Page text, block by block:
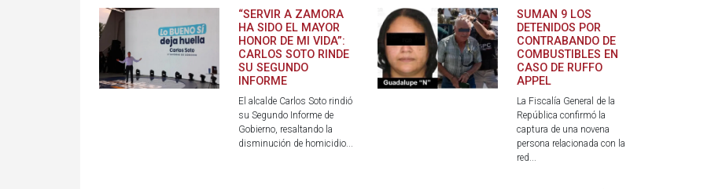
“SERVIR A ZAMORA
HA SIDO EL MAYOR
HONOR DE MI VIDA”:
CARLOS SOTO RINDE
SU SEGUNDO
INFORME
El alcalde Carlos Soto rindió
su Segundo Informe de
Gobierno, resaltando la
disminución de homicidio...
SUMAN 9 LOS
DETENIDOS POR
CONTRABANDO DE
COMBUSTIBLES EN
CASO DE RUFFO
APPEL
La Fiscalía General de la
República confirmó la
captura de una novena
persona relacionada con la
red...